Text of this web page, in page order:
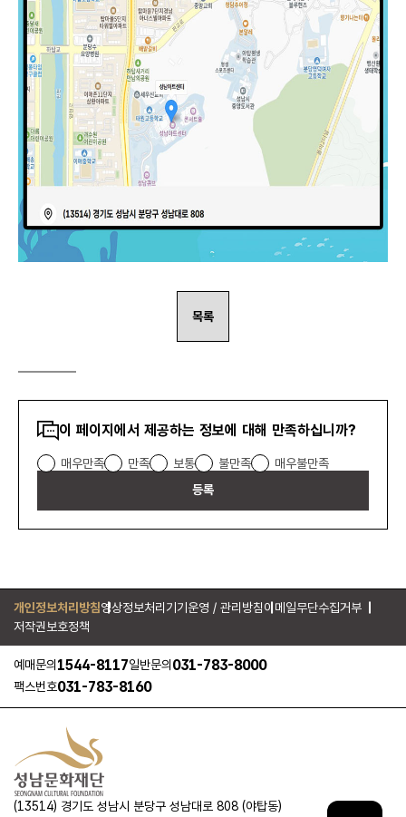
목록
크
랩
하
기
콘텐츠
조사
이 페이지에서 제공하는 정보에 대해 만족하십니까?
매우만족 만족 보통 불만족
매우불만족
등록
개인정보처리방침영상정보처리기기운영 / 관리방침이메일무단수집거부
저작권보호정책
예매문의 1544-8117일반문의 031-783-8000
팩스번호031-783-8160
(13514) 경기도 성남시 분당구 성남대로 808 (야탑동)